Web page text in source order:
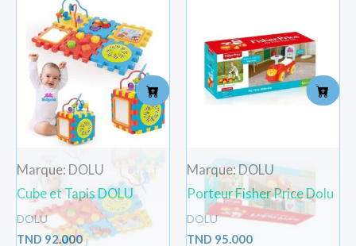
Marque: DOLU
Cube et Tapis DOLU
DOLU
TND 92.000
Marque: DOLU
Porteur Fisher Price Dolu
DOLU
TND 95.000